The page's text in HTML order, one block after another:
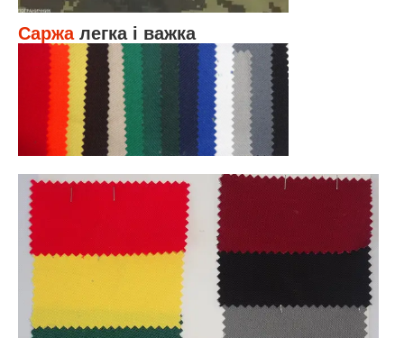
Саржалегка і важка